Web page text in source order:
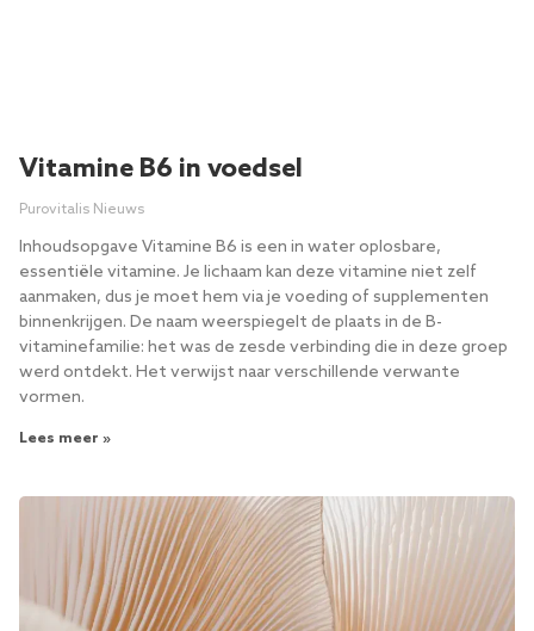
Vitamine B6 in voedsel
Purovitalis Nieuws
Inhoudsopgave Vitamine B6 is een in water oplosbare,
essentiële vitamine. Je lichaam kan deze vitamine niet zelf
aanmaken, dus je moet hem via je voeding of supplementen
binnenkrijgen. De naam weerspiegelt de plaats in de B-
vitaminefamilie: het was de zesde verbinding die in deze groep
werd ontdekt. ​​Het verwijst naar verschillende verwante
vormen.
Lees meer »